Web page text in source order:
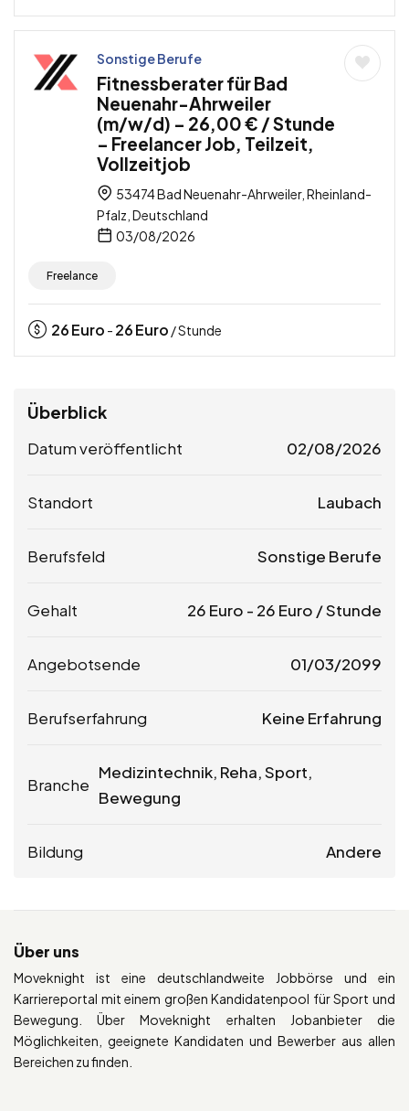
Sonstige Berufe
Fitnessberater für Bad
Neuenahr-Ahrweiler
(m/w/d) – 26,00 € / Stunde
– Freelancer Job, Teilzeit,
Vollzeitjob
53474 Bad Neuenahr-Ahrweiler, Rheinland-
Pfalz, Deutschland
03/08/2026
Freelance
26Euro - 26Euro / Stunde
Überblick
Datum veröffentlicht 02/08/2026
Standort Laubach
Berufsfeld Sonstige Berufe
Gehalt 26 Euro - 26 Euro / Stunde
Angebotsende 01/03/2099
Berufserfahrung Keine Erfahrung
Branche
Medizintechnik, Reha, Sport,
Bewegung
Bildung Andere
Über uns
Moveknight ist eine deutschlandweite Jobbörse und ein
Karriereportal mit einem großen Kandidatenpool für Sport und
Bewegung. Über Moveknight erhalten Jobanbieter die
Möglichkeiten, geeignete Kandidaten und Bewerber aus allen
Bereichen zu finden.